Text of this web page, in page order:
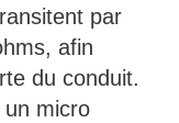
par
afin
du conduit.
micro